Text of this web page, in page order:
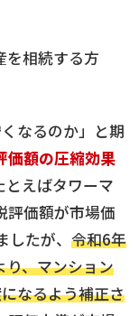
を相続する方
なるのか」と期
価額の圧縮効果
とえばタワーマ
評価額が市場価
たが、 令和6年
、マンション
になるよう補正さ